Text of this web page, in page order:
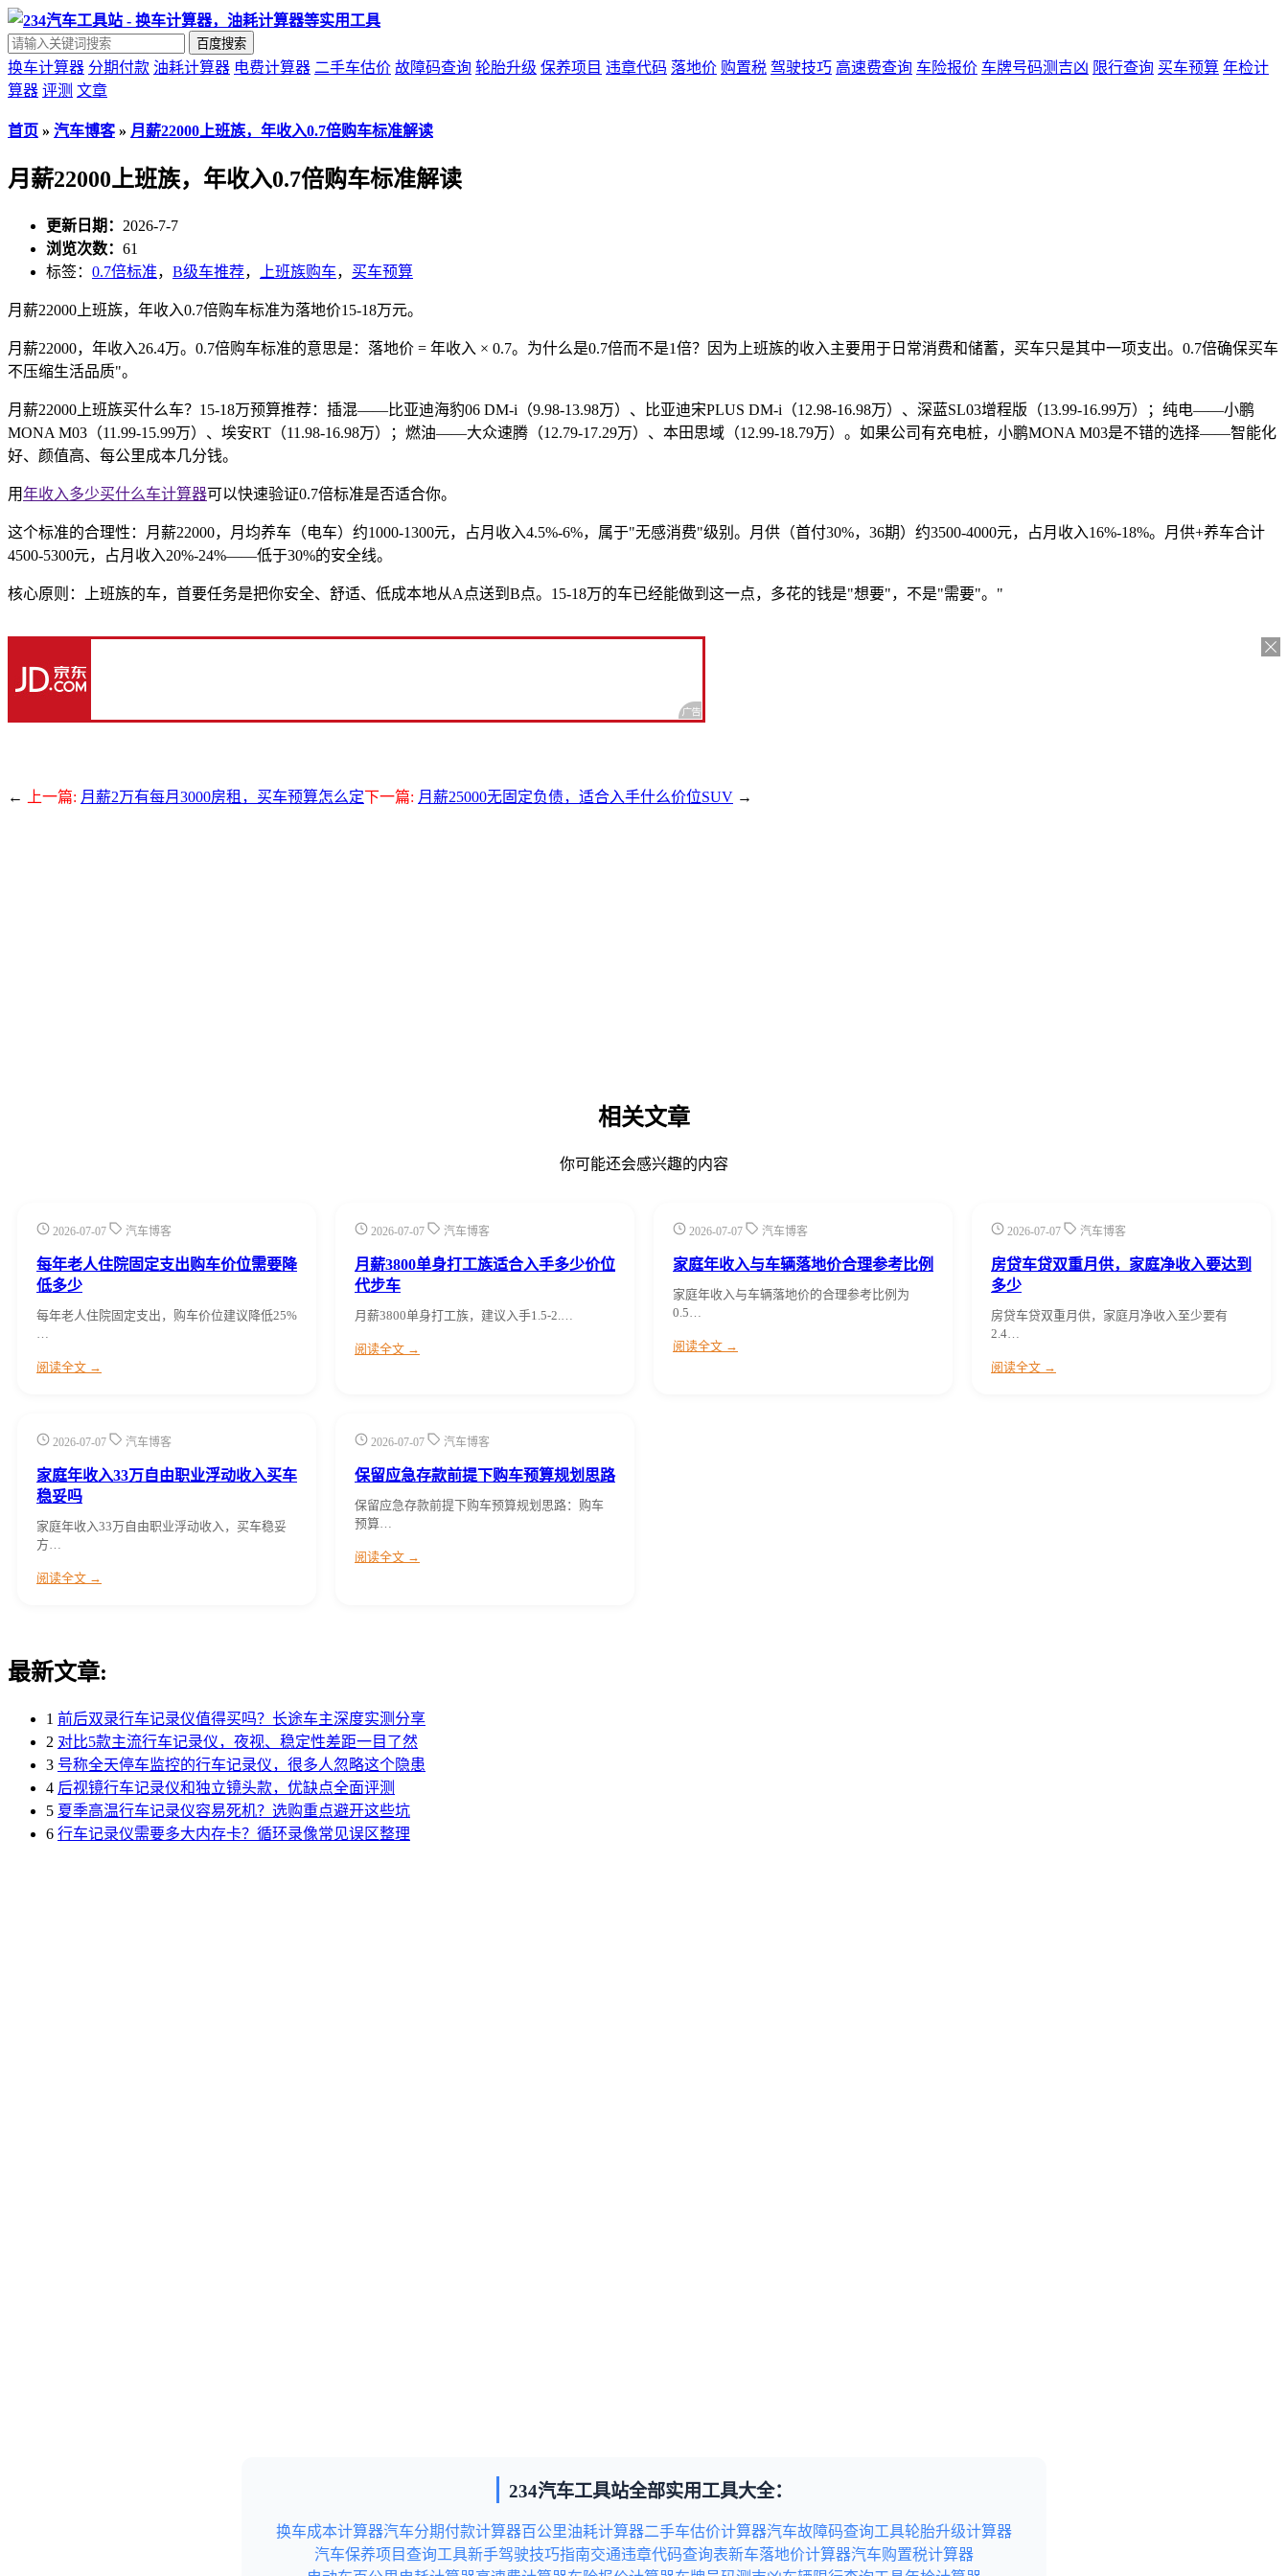
百度搜索
换车计算器 分期付款 油耗计算器 电费计算器 二手车估价 故障码查询 轮胎升级 保养项目 违章代码 落地价 购置税 驾驶技巧 高速费查询 车险报价 车牌号码测吉凶 限行查询 买车预算 年检计
算器 评测 文章
首页 » 汽车博客» 月薪22000上班族，年收入0.7倍购车标准解读
月薪22000上班族，年收入0.7倍购车标准解读
更新日期： 2026-7-7
浏览次数： 61
标签： 0.7倍标准， B级车推荐， 上班族购车， 买车预算
月薪22000上班族，年收入0.7倍购车标准为落地价15-18万元。
月薪22000，年收入26.4万。0.7倍购车标准的意思是：落地价 = 年收入 × 0.7。为什么是0.7倍而不是1倍？因为上班族的收入主要用于日常消费和储蓄，买车只是其中一项支出。0.7倍确保买车
不压缩生活品质"。
月薪22000上班族买什么车？15-18万预算推荐：插混——比亚迪海豹06 DM-i（9.98-13.98万）、比亚迪宋PLUS DM-i（12.98-16.98万）、深蓝SL03增程版（13.99-16.99万）；纯电——小鹏
MONA M03（11.99-15.99万）、埃安RT（11.98-16.98万）；燃油——大众速腾（12.79-17.29万）、本田思域（12.99-18.79万）。如果公司有充电桩，小鹏MONA M03是不错的选择——智能化
好、颜值高、每公里成本几分钱。
用年收入多少买什么车计算器可以快速验证0.7倍标准是否适合你。
这个标准的合理性：月薪22000，月均养车（电车）约1000-1300元，占月收入4.5%-6%，属于"无感消费"级别。月供（首付30%，36期）约3500-4000元，占月收入16%-18%。月供+养车合计
4500-5300元，占月收入20%-24%——低于30%的安全线。
核心原则：上班族的车，首要任务是把你安全、舒适、低成本地从A点送到B点。15-18万的车已经能做到这一点，多花的钱是"想要"，不是"需要"。"
← 上一篇: 月薪2万有每月3000房租，买车预算怎么定下一篇: 月薪25000无固定负债，适合入手什么价位SUV →
相关文章
你可能还会感兴趣的内容
2026-07-07 汽车博客
每年老人住院固定支出购车价位需要降
低多少
每年老人住院固定支出，购车价位建议降低25%
阅读全文 →
2026-07-07 汽车博客
月薪3800单身打工族适合入手多少价位
代步车
月薪3800单身打工族，建议入手1.5-2.…
阅读全文 →
2026-07-07 汽车博客
家庭年收入与车辆落地价合理参考比例
家庭年收入与车辆落地价的合理参考比例为
0.5…
阅读全文 →
2026-07-07 汽车博客
房贷车贷双重月供，家庭净收入要达到
多少
房贷车贷双重月供，家庭月净收入至少要有
2.4…
阅读全文 →
2026-07-07 汽车博客
家庭年收入33万自由职业浮动收入买车
稳妥吗
家庭年收入33万自由职业浮动收入，买车稳妥
方…
阅读全文 →
2026-07-07 汽车博客
保留应急存款前提下购车预算规划思路
保留应急存款前提下购车预算规划思路：购车
预算…
阅读全文 →
最新文章:
1 前后双录行车记录仪值得买吗？长途车主深度实测分享
2 对比5款主流行车记录仪，夜视、稳定性差距一目了然
3 号称全天停车监控的行车记录仪，很多人忽略这个隐患
4 后视镜行车记录仪和独立镜头款，优缺点全面评测
5 夏季高温行车记录仪容易死机？选购重点避开这些坑
6 行车记录仪需要多大内存卡？循环录像常见误区整理
234汽车工具站全部实用工具大全：
换车成本计算器汽车分期付款计算器百公里油耗计算器二手车估价计算器汽车故障码查询工具轮胎升级计算器
汽车保养项目查询工具新手驾驶技巧指南交通违章代码查询表新车落地价计算器汽车购置税计算器